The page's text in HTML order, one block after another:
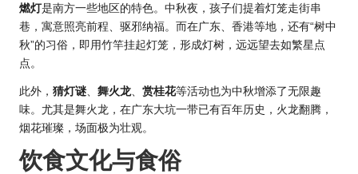
燃灯是南方一些地区的特色。中秋夜，孩子们提着灯笼走街串
巷，寓意照亮前程、驱邪纳福。而在广东、香港等地，还有“树中
秋”的习俗，即用竹竿挂起灯笼，形成灯树，远远望去如繁星点
点。
此外， 猜灯谜 舞火龙 赏桂花等活动也为中秋增添了无限趣
味。尤其是舞火龙，在广东大坑一带已有百年历史，火龙翻腾，
烟花璀璨，场面极为壮观。
饮食文化与食俗